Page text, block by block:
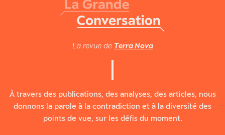
La revue de Terra Nova
À travers des publications, des analyses, des articles, nous
donnons la parole à la contradiction et à la diversité des
points de vue, sur les défis du moment.